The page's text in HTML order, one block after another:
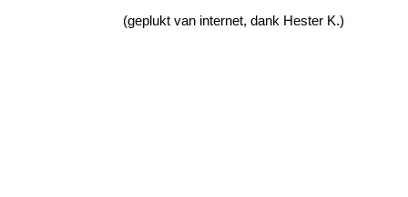
(geplukt van internet, dank Hester K.)